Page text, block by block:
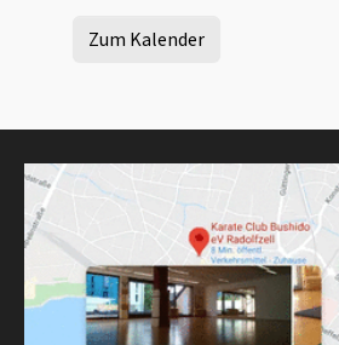
Zum Kalender